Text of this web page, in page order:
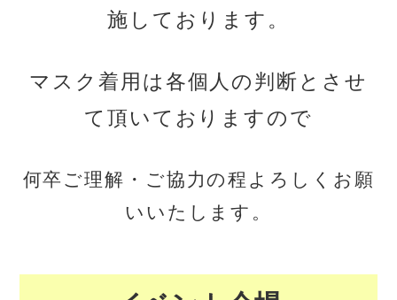
施しております。
マスク着用は各個人の判断とさせ
て頂いておりますので
何卒ご理解・ご協力の程よろしくお願
いいたします。